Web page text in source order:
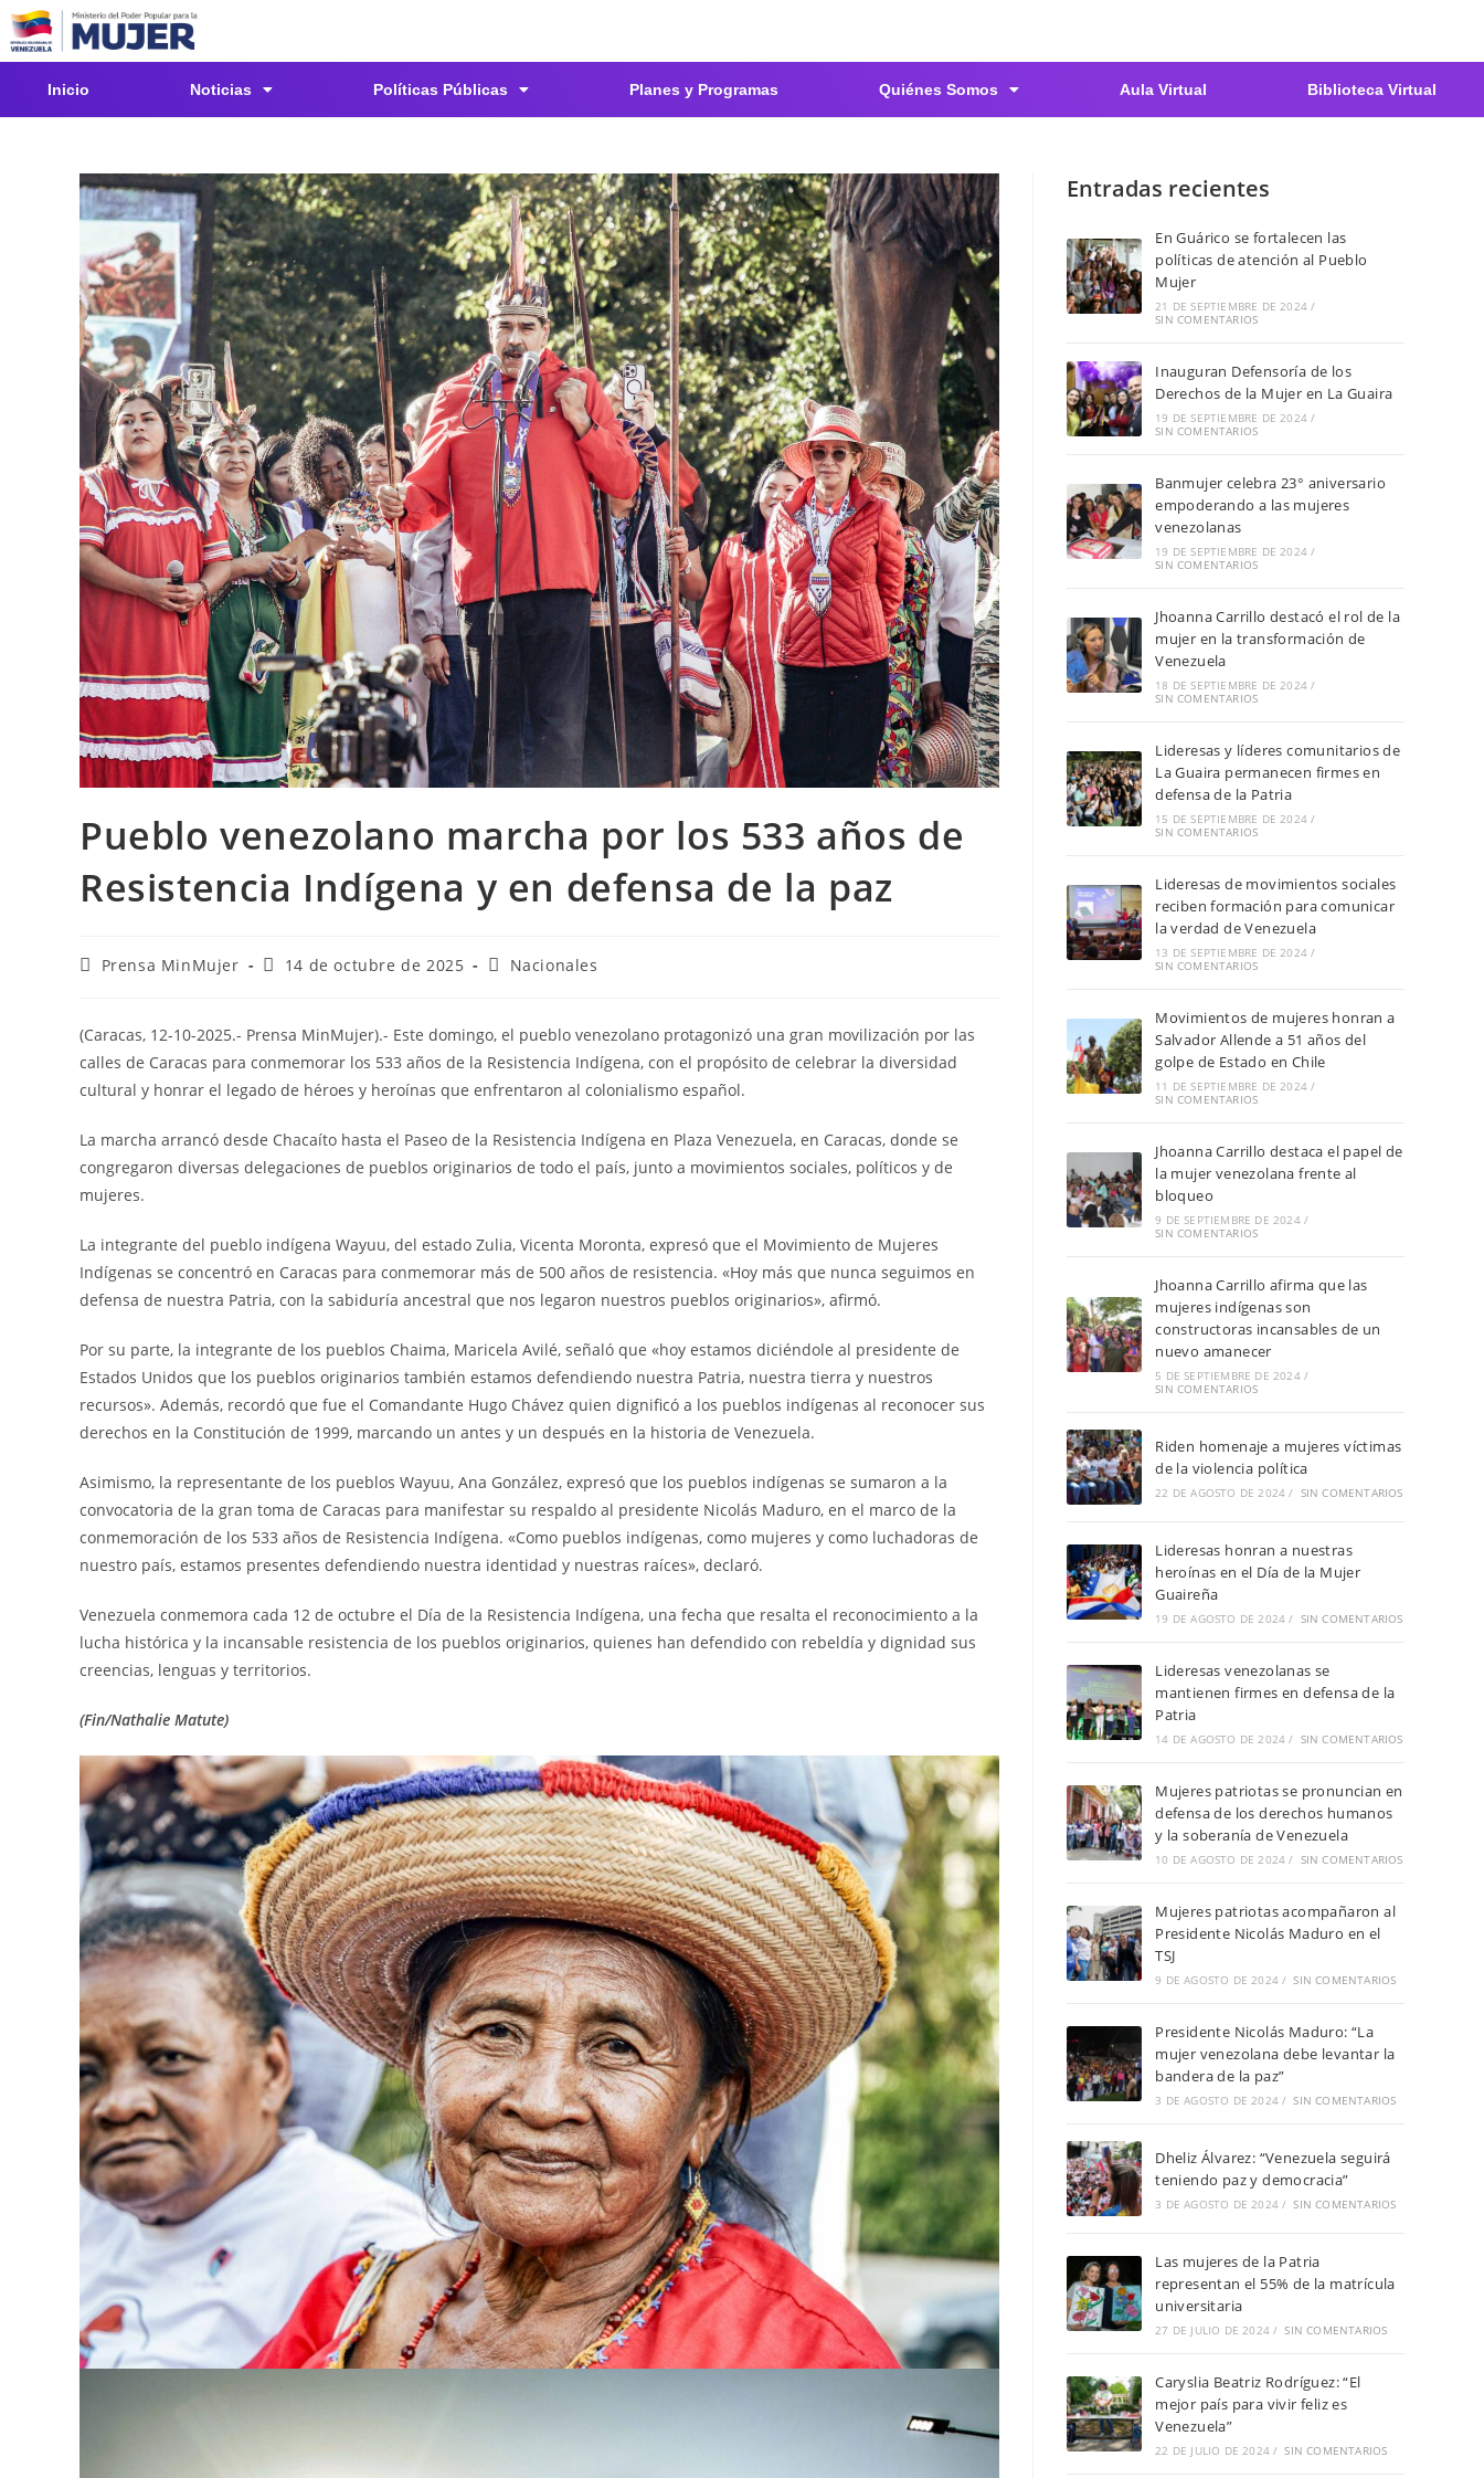
Inicio Noticias Políticas Públicas Planes y Programas Quiénes Somos Aula Virtual Biblioteca Virtual
Pueblo venezolano marcha por los 533 años de
Resistencia Indígena y en defensa de la paz
Prensa MinMujer 14 de octubre de 2025 Nacionales
(Caracas, 12-10-2025.- Prensa MinMujer).- Este domingo, el pueblo venezolano protagonizó una gran movilización por las
calles de Caracas para conmemorar los 533 años de la Resistencia Indígena, con el propósito de celebrar la diversidad
cultural y honrar el legado de héroes y heroínas que enfrentaron al colonialismo español.
La marcha arrancó desde Chacaíto hasta el Paseo de la Resistencia Indígena en Plaza Venezuela, en Caracas, donde se
congregaron diversas delegaciones de pueblos originarios de todo el país, junto a movimientos sociales, políticos y de
mujeres.
La integrante del pueblo indígena Wayuu, del estado Zulia, Vicenta Moronta, expresó que el Movimiento de Mujeres
Indígenas se concentró en Caracas para conmemorar más de 500 años de resistencia. «Hoy más que nunca seguimos en
defensa de nuestra Patria, con la sabiduría ancestral que nos legaron nuestros pueblos originarios», afirmó.
Por su parte, la integrante de los pueblos Chaima, Maricela Avilé, señaló que «hoy estamos diciéndole al presidente de
Estados Unidos que los pueblos originarios también estamos defendiendo nuestra Patria, nuestra tierra y nuestros
recursos». Además, recordó que fue el Comandante Hugo Chávez quien dignificó a los pueblos indígenas al reconocer sus
derechos en la Constitución de 1999, marcando un antes y un después en la historia de Venezuela.
Asimismo, la representante de los pueblos Wayuu, Ana González, expresó que los pueblos indígenas se sumaron a la
convocatoria de la gran toma de Caracas para manifestar su respaldo al presidente Nicolás Maduro, en el marco de la
conmemoración de los 533 años de Resistencia Indígena. «Como pueblos indígenas, como mujeres y como luchadoras de
nuestro país, estamos presentes defendiendo nuestra identidad y nuestras raíces», declaró.
Venezuela conmemora cada 12 de octubre el Día de la Resistencia Indígena, una fecha que resalta el reconocimiento a la
lucha histórica y la incansable resistencia de los pueblos originarios, quienes han defendido con rebeldía y dignidad sus
creencias, lenguas y territorios.
(Fin/Nathalie Matute)
Entradas recientes
En Guárico se fortalecen las
políticas de atención al Pueblo
Mujer
21 DE SEPTIEMBRE DE 2024 /
SIN COMENTARIOS
Inauguran Defensoría de los
Derechos de la Mujer en La Guaira
19 DE SEPTIEMBRE DE 2024 /
SIN COMENTARIOS
Banmujer celebra 23° aniversario
empoderando a las mujeres
venezolanas
19 DE SEPTIEMBRE DE 2024 /
SIN COMENTARIOS
Jhoanna Carrillo destacó el rol de la
mujer en la transformación de
Venezuela
18 DE SEPTIEMBRE DE 2024 /
SIN COMENTARIOS
Lideresas y líderes comunitarios de
La Guaira permanecen firmes en
defensa de la Patria
15 DE SEPTIEMBRE DE 2024 /
SIN COMENTARIOS
Lideresas de movimientos sociales
reciben formación para comunicar
la verdad de Venezuela
13 DE SEPTIEMBRE DE 2024 /
SIN COMENTARIOS
Movimientos de mujeres honran a
Salvador Allende a 51 años del
golpe de Estado en Chile
11 DE SEPTIEMBRE DE 2024 /
SIN COMENTARIOS
Jhoanna Carrillo destaca el papel de
la mujer venezolana frente al
bloqueo
9 DE SEPTIEMBRE DE 2024 /
SIN COMENTARIOS
Jhoanna Carrillo afirma que las
mujeres indígenas son
constructoras incansables de un
nuevo amanecer
5 DE SEPTIEMBRE DE 2024 /
SIN COMENTARIOS
Riden homenaje a mujeres víctimas
de la violencia política
22 DE AGOSTO DE 2024 / SIN COMENTARIOS
Lideresas honran a nuestras
heroínas en el Día de la Mujer
Guaireña
19 DE AGOSTO DE 2024 / SIN COMENTARIOS
Lideresas venezolanas se
mantienen firmes en defensa de la
Patria
14 DE AGOSTO DE 2024 / SIN COMENTARIOS
Mujeres patriotas se pronuncian en
defensa de los derechos humanos
y la soberanía de Venezuela
10 DE AGOSTO DE 2024 / SIN COMENTARIOS
Mujeres patriotas acompañaron al
Presidente Nicolás Maduro en el
TSJ
9 DE AGOSTO DE 2024 / SIN COMENTARIOS
Presidente Nicolás Maduro: “La
mujer venezolana debe levantar la
bandera de la paz”
3 DE AGOSTO DE 2024 / SIN COMENTARIOS
Dheliz Álvarez: “Venezuela seguirá
teniendo paz y democracia”
3 DE AGOSTO DE 2024 / SIN COMENTARIOS
Las mujeres de la Patria
representan el 55% de la matrícula
universitaria
27 DE JULIO DE 2024 / SIN COMENTARIOS
Caryslia Beatriz Rodríguez: “El
mejor país para vivir feliz es
Venezuela”
22 DE JULIO DE 2024 / SIN COMENTARIOS